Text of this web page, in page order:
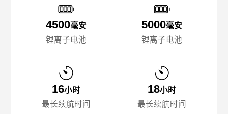
4500毫安
锂离子电池
16小时
最长续航时间
5000毫安
锂离子电池
18小时
最长续航时间